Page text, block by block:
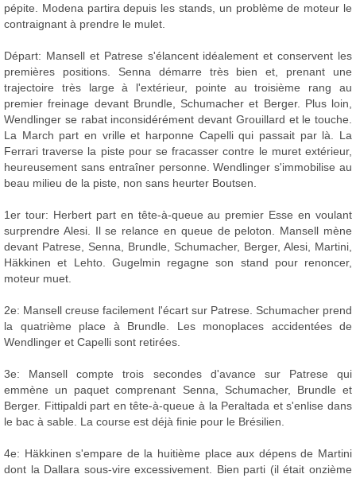
pépite. Modena partira depuis les stands, un problème de moteur le
contraignant à prendre le mulet.
Départ: Mansell et Patrese s'élancent idéalement et conservent les
premières positions. Senna démarre très bien et, prenant une
trajectoire très large à l'extérieur, pointe au troisième rang au
premier freinage devant Brundle, Schumacher et Berger. Plus loin,
Wendlinger se rabat inconsidérément devant Grouillard et le touche.
La March part en vrille et harponne Capelli qui passait par là. La
Ferrari traverse la piste pour se fracasser contre le muret extérieur,
heureusement sans entraîner personne. Wendlinger s'immobilise au
beau milieu de la piste, non sans heurter Boutsen.
1er tour: Herbert part en tête-à-queue au premier Esse en voulant
surprendre Alesi. Il se relance en queue de peloton. Mansell mène
devant Patrese, Senna, Brundle, Schumacher, Berger, Alesi, Martini,
Häkkinen et Lehto. Gugelmin regagne son stand pour renoncer,
moteur muet.
2e: Mansell creuse facilement l'écart sur Patrese. Schumacher prend
la quatrième place à Brundle. Les monoplaces accidentées de
Wendlinger et Capelli sont retirées.
3e: Mansell compte trois secondes d'avance sur Patrese qui
emmène un paquet comprenant Senna, Schumacher, Brundle et
Berger. Fittipaldi part en tête-à-queue à la Peraltada et s'enlise dans
le bac à sable. La course est déjà finie pour le Brésilien.
4e: Häkkinen s'empare de la huitième place aux dépens de Martini
dont la Dallara sous-vire excessivement. Bien parti (il était onzième